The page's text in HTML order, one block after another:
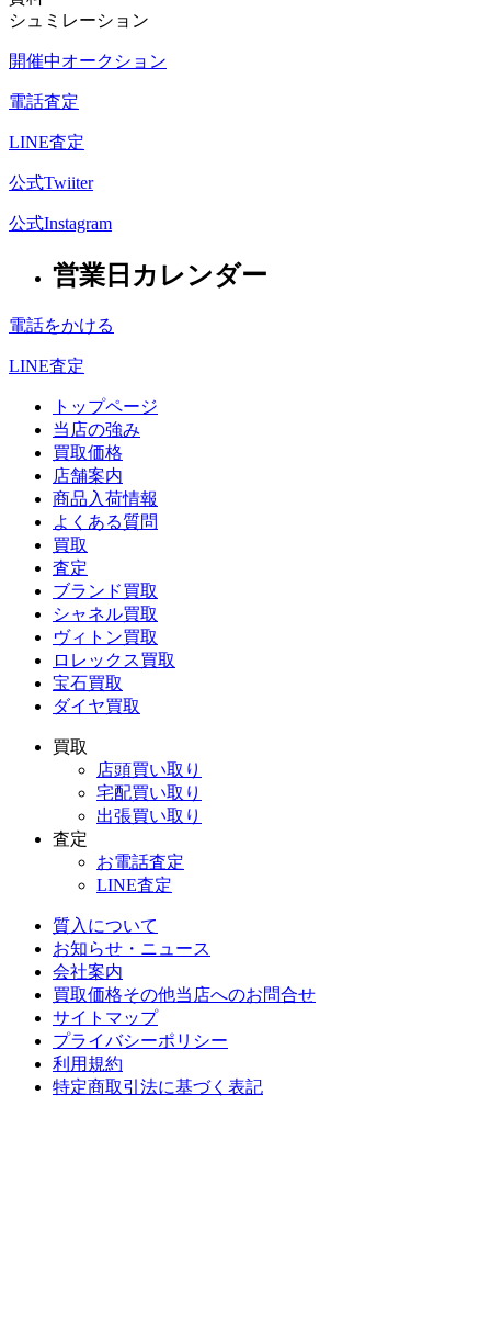
シュミレーション
開催中オークション
電話査定
LINE査定
公式Twiiter
公式Instagram
営業日カレンダー
電話をかける
LINE査定
トップページ
当店の強み
買取価格
店舗案内
商品入荷情報
よくある質問
買取
査定
ブランド買取
シャネル買取
ヴィトン買取
ロレックス買取
宝石買取
ダイヤ買取
買取
店頭買い取り
宅配買い取り
出張買い取り
査定
お電話査定
LINE査定
質入について
お知らせ・ニュース
会社案内
買取価格その他当店へのお問合せ
サイトマップ
プライバシーポリシー
利用規約
特定商取引法に基づく表記